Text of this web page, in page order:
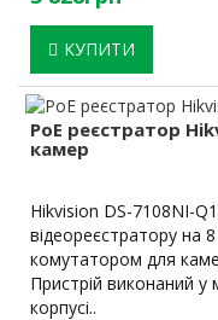
КУПИТИ
PoE реєстратор
камер
Hikvision DS-7108NI-
відеореєстратору на
комутатором для
Пристрій виконаний
корпусі..